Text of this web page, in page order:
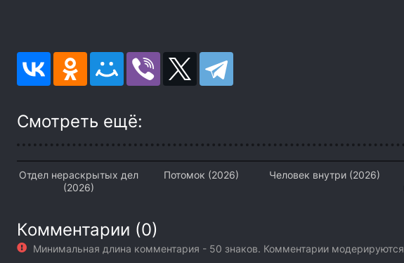
Смотреть ещё:
Отдел нераскрытых дел
(2026)
Потомок (2026) Человек внутри (2026)
Комментарии (0)
Минимальная длина комментария - 50 знаков. Комментарии модерируются